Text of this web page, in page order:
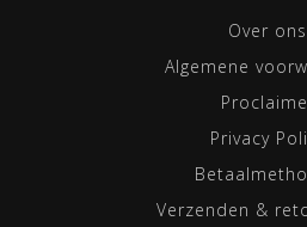
Over ons
Algemene
Privacy
Verzenden &